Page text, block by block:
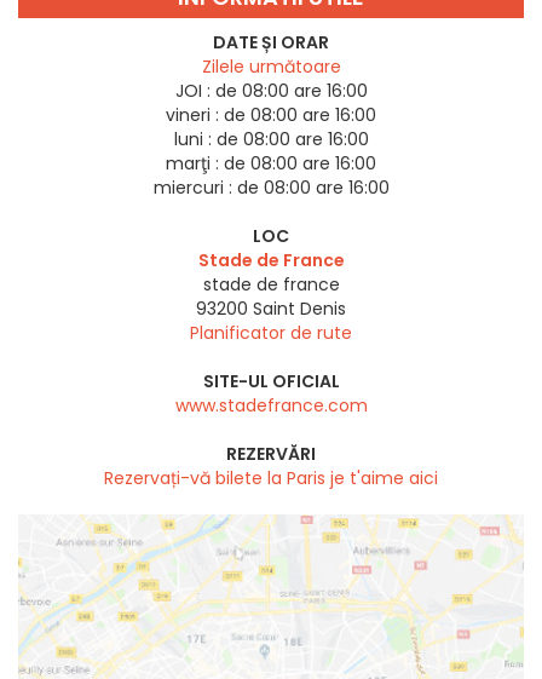
DATE ȘI ORAR
Zilele următoare
JOI : de 08:00 are 16:00
vineri : de 08:00 are 16:00
luni : de 08:00 are 16:00
marţi : de 08:00 are 16:00
miercuri : de 08:00 are 16:00
LOC
Stade de France
stade de france
93200 Saint Denis
Planificator de rute
SITE-UL OFICIAL
www.stadefrance.com
REZERVĂRI
Rezervați-vă bilete la Paris je t'aime aici